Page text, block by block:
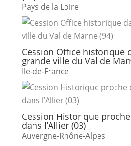
Pays de la Loire
Cession Office historique
grande ville du Val de
Ile-de-France
Cession Historique
dans l’Allier (03)
Auvergne-Rhône-Alpes